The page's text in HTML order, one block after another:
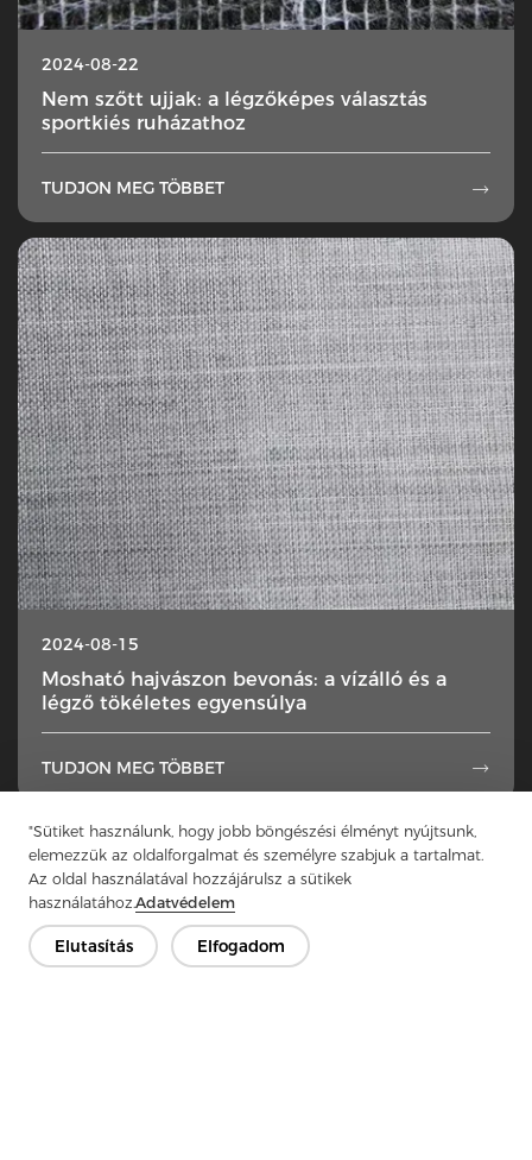
"Sütiket használunk, hogy jobb böngészési élményt nyújtsunk,
elemezzük az oldalforgalmat és személyre szabjuk a tartalmat.
Az oldal használatával hozzájárulsz a sütikek
használatához.Adatvédelem
Elutasítás Elfogadom
2024-08-22
Nem szőtt ujjak: a légzőképes választás
sportkiés ruházathoz
TUDJON MEG TÖBBET 
2024-08-15
Mosható hajvászon bevonás: a vízálló és a
légző tökéletes egyensúlya
TUDJON MEG TÖBBET 
1 ... 14 15 16 17 18 ... 50